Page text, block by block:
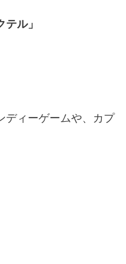
ル」
ディーゲームや、カプ